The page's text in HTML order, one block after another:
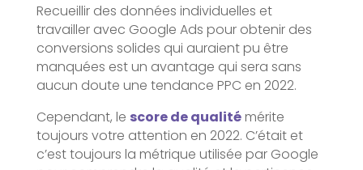
Recueillir des données individuelles et
travailler avec Google Ads pour obtenir des
conversions solides qui auraient pu être
manquées est un avantage qui sera sans
aucun doute une tendance PPC en 2022.
Cependant, le score de qualitémérite
toujours votre attention en 2022. C’était et
c’est toujours la métrique utilisée par Google